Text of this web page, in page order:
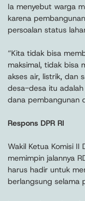
Ia menyebut warga
karena
persoalan status
“Kita tidak bisa
maksimal, tidak bisa
akses air, listrik, dan
desa-desa itu
dana pembangunan
Respons DPR RI
Wakil Ketua Komisi II
memimpin jalannya
harus hadir untuk
berlangsung selama